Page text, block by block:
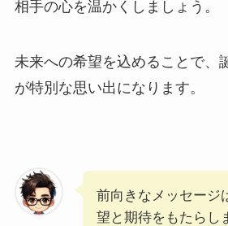
相手の心を温かくしましょう。
未来への希望を込めることで、
が特別な思い出になります。
前向きなメッセージ
望と期待をもたらし